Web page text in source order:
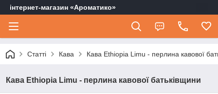
інтернет-магазин «Ароматико»
Статті Кава Кава Ethiopia Limu - перлина кавової
Кава Ethiopia Limu - перлина кавової батьківщини